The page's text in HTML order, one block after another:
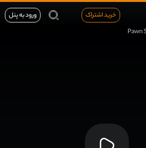
خرید اشتراک ورود به پنل